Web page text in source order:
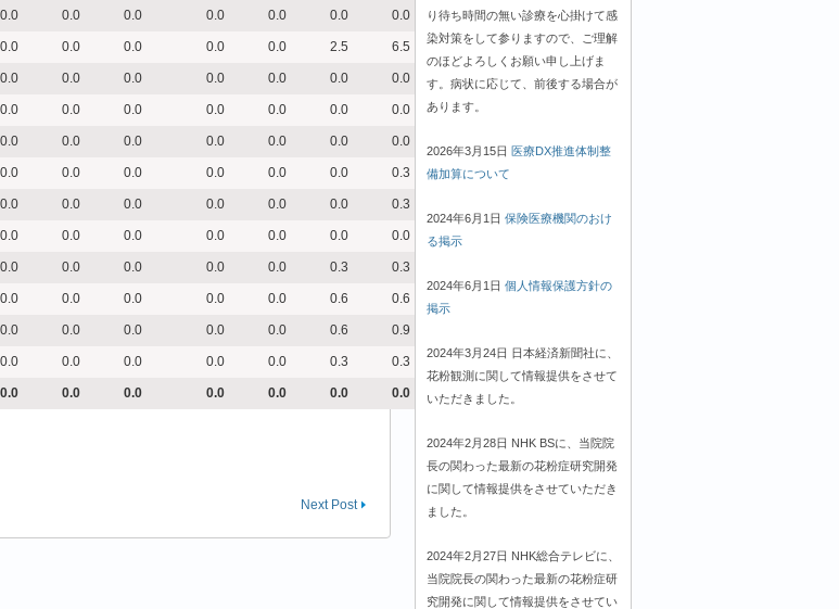
0.0 0.0 0.0 0.0 0.0 0.0 0.0
0.0 0.0 0.0 0.0 0.0 2.5 6.5
0.0 0.0 0.0 0.0 0.0 0.0 0.0
0.0 0.0 0.0 0.0 0.0 0.0 0.0
0.0 0.0 0.0 0.0 0.0 0.0 0.0
0.0 0.0 0.0 0.0 0.0 0.0 0.3
0.0 0.0 0.0 0.0 0.0 0.0 0.3
0.0 0.0 0.0 0.0 0.0 0.0 0.0
0.0 0.0 0.0 0.0 0.0 0.3 0.3
0.0 0.0 0.0 0.0 0.0 0.6 0.6
0.0 0.0 0.0 0.0 0.0 0.6 0.9
0.0 0.0 0.0 0.0 0.0 0.3 0.3
0.0 0.0 0.0 0.0 0.0 0.0 0.0
Next Post
り待ち時間の無い診療を心掛けて感
染対策をして参りますので、ご理解
のほどよろしくお願い申し上げま
す。病状に応じて、前後する場合が
あります。
2026年3月15日 医療DX推進体制整
備加算について
2024年6月1日 保険医療機関のおけ
る掲示
2024年6月1日 個人情報保護方針の
掲示
2024年3月24日 日本経済新聞社に、
花粉観測に関して情報提供をさせて
いただきました。
2024年2月28日 NHK BSに、当院院
長の関わった最新の花粉症研究開発
に関して情報提供をさせていただき
ました。
2024年2月27日 NHK総合テレビに、
当院院長の関わった最新の花粉症研
究開発に関して情報提供をさせてい